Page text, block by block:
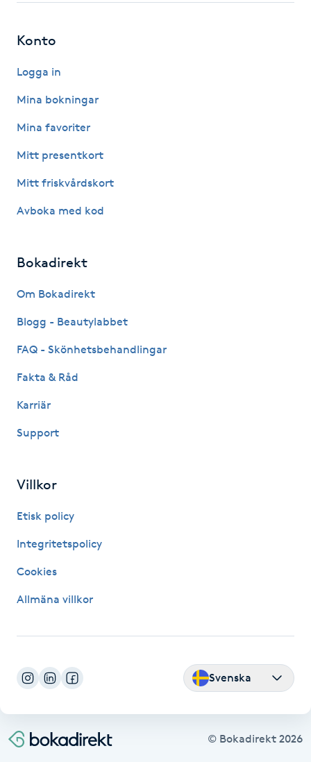
Frisör
Funktionsanalys
Föning
G
Gel naglar
Gellack
Gellack med förstärkning
Gravidyoga
Gruppträning
Gua Sha-massage
Hatha Yoga
Headspa
HIFU
Hollywood Peel
Konto
Logga in
Mina bokningar
Mina favoriter
Mitt presentkort
Mitt friskvårdskort
Avboka med kod
Bokadirekt
Om Bokadirekt
Blogg - Beautylabbet
FAQ - Skönhetsbehandlingar
Fakta & Råd
Karriär
Support
Villkor
Etisk policy
Integritetspolicy
Cookies
Allmäna villkor
Svenska
© Bokadirekt 2026